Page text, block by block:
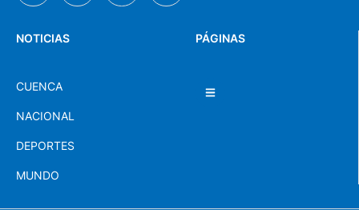
PÁGINAS
NOTICIAS
CUENCA
NACIONAL
DEPORTES
MUNDO